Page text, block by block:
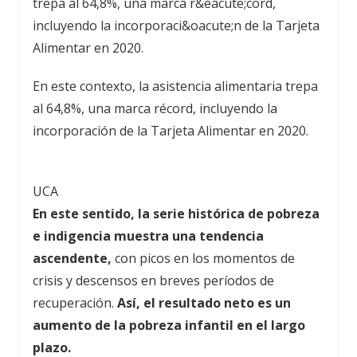
En este contexto, la asistencia alimentaria trepa
al 64,8%, una marca récord, incluyendo la
incorporación de la Tarjeta Alimentar en 2020.
UCA
En este sentido, la serie histórica de pobreza
e indigencia muestra una tendencia
ascendente, con picos en los momentos de
crisis y descensos en breves períodos de
recuperación. Así, el resultado neto es un
aumento de la pobreza infantil en el largo
plazo.